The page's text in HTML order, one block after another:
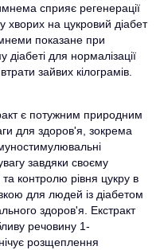
сприяє регенерації
хворих на цукровий діабет
показане при
для нормалізації
зайвих кілограмів.
є потужним природним
для здоров'я, зокрема
завдяки своєму
контролю рівня цукру в
для людей із діабетом
здоров'я. Екстракт
речовину 1-
розщеплення